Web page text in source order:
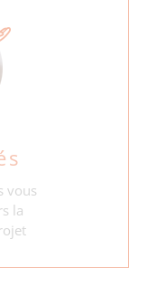
vous
la